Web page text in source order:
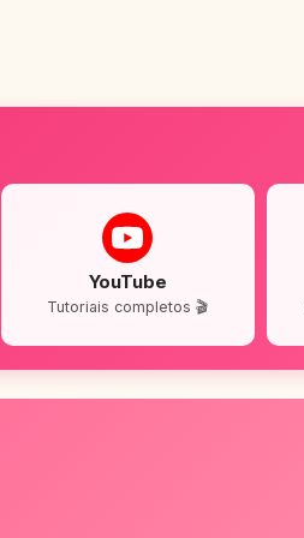
YouTube
Tutoriais completos 🎬